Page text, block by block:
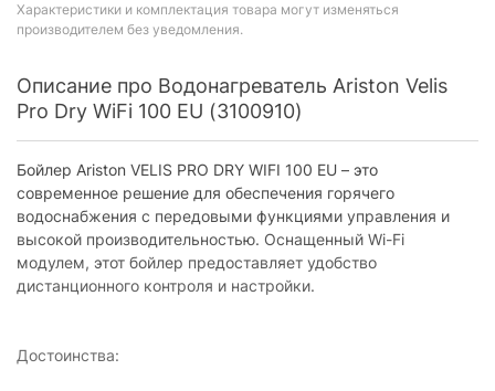
Характеристики и комплектация товара могут изменяться
производителем без уведомления.
Описание про Водонагреватель Ariston Velis
Pro Dry WiFi 100 EU (3100910)
Бойлер Ariston VELIS PRO DRY WIFI 100 EU – это
современное решение для обеспечения горячего
водоснабжения с передовыми функциями управления и
высокой производительностью. Оснащенный Wi-Fi
модулем, этот бойлер предоставляет удобство
дистанционного контроля и настройки.
Достоинства: